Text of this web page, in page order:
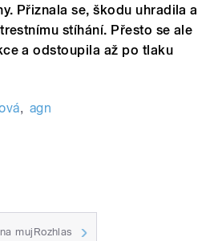
Přiznala se, škodu uhradila a
stíhání. Přesto se ale
a odstoupila až po tlaku
, agn
mujRozhlas